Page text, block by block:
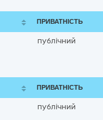
ПРИВАТНІСТЬ
публічний
ПРИВАТНІСТЬ
публічний